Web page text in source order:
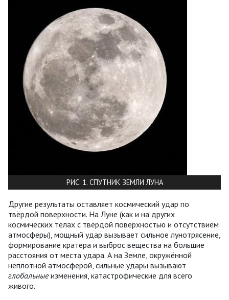
РИС. 1. СПУТНИК ЗЕМЛИ ЛУНА
Другие результаты оставляет космический удар по
твёрдой поверхности. На Луне (как и на других
космических телах с твёрдой поверхностью и отсутствием
атмосферы), мощный удар вызывает сильное лунотрясение,
формирование кратера и выброс вещества на большие
расстояния от места удара. А на Земле, окружённой
неплотной атмосферой, сильные удары вызывают
глобальныеизменения, катастрофические для всего
живого.